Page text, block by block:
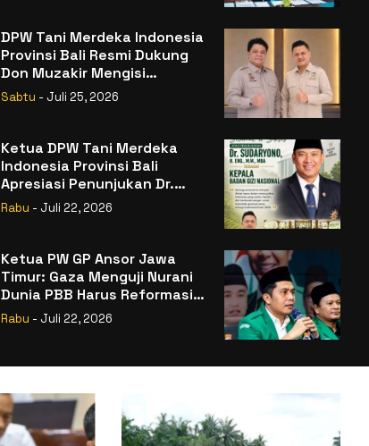
DPW Tani Merdeka Indonesia
Provinsi Bali Resmi Dukung
Don Muzakir Mengisi
Jabatan Wakil Menteri
Pertanian RI
Sabtu - Juli 25, 2026
Ketua DPW Tani Merdeka
Indonesia Provinsi Bali
Apresiasi Penunjukan Dr.
Sudaryono sebagai Kepala
Badan Gizi Nasional
Rabu - Juli 22, 2026
Ketua PW GP Ansor Jawa
Timur: Gaza Menguji Nurani
Dunia PBB Harus Reformasi
Total atau Kehilangan
Rabu - Juli 22, 2026